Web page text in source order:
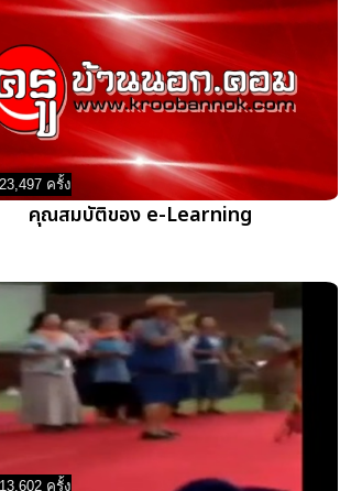
ครั้ง
คุณสมบัติของ e-Learning
ครั้ง